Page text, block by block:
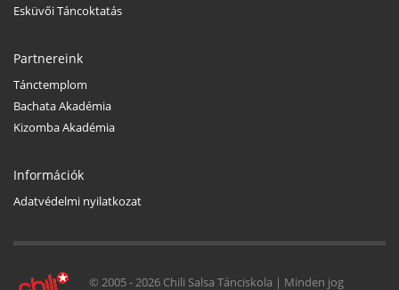
Esküvői Táncoktatás
Partnereink
Tánctemplom
Bachata Akadémia
Kizomba Akadémia
Információk
Adatvédelmi nyilatkozat
© 2005 -2026 Chili Salsa Tánciskola | Minden jog